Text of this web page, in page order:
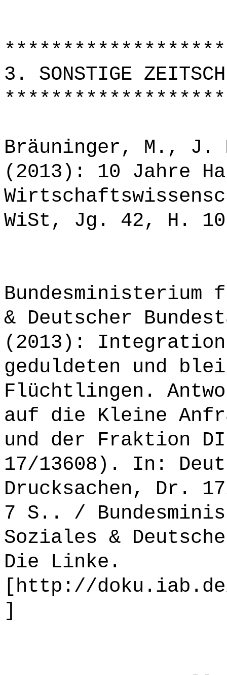
3. SONSTIGE
Bräuninger, M., J.
(2013): 10 Jahre
WiSt, Jg. 42, H.
& Deutscher
(2013):
geduldeten und
Flüchtlingen.
auf die Kleine
und der Fraktion
17/13608). In:
Drucksachen, Dr.
7 S.. /
Soziales &
Die Linke.
[http://
]